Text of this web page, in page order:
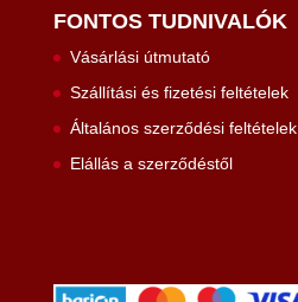
FONTOS TUDNIVALÓK
Vásárlási útmutató
Szállítási és fizetési feltételek
Általános szerződési feltételek
Elállás a szerződéstől